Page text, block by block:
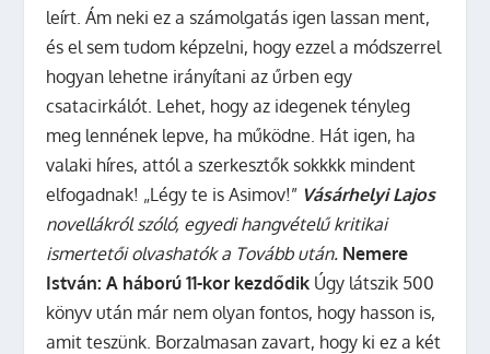
leírt. Ám neki ez a számolgatás igen lassan ment,
és el sem tudom képzelni, hogy ezzel a módszerrel
hogyan lehetne irányítani az űrben egy
csatacirkálót. Lehet, hogy az idegenek tényleg
meg lennének lepve, ha működne. Hát igen, ha
valaki híres, attól a szerkesztők sokkkk mindent
elfogadnak! „Légy te is Asimov!” Vásárhelyi Lajos
novellákról szóló, egyedi hangvételű kritikai
ismertetői olvashatók a Tovább után. Nemere
István: A háború 11-kor kezdődik Úgy látszik 500
könyv után már nem olyan fontos, hogy hasson is,
amit teszünk. Borzalmasan zavart, hogy ki ez a két